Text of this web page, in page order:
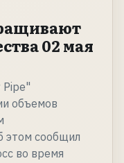
02 мая
Pipe"
объемов
этом сообщил
во время